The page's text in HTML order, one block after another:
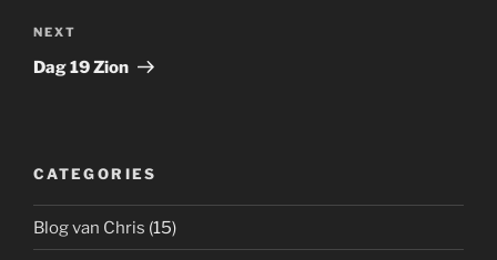
Next
Post
NEXT
Dag 19 Zion
CATEGORIES
Blog van Chris (15)